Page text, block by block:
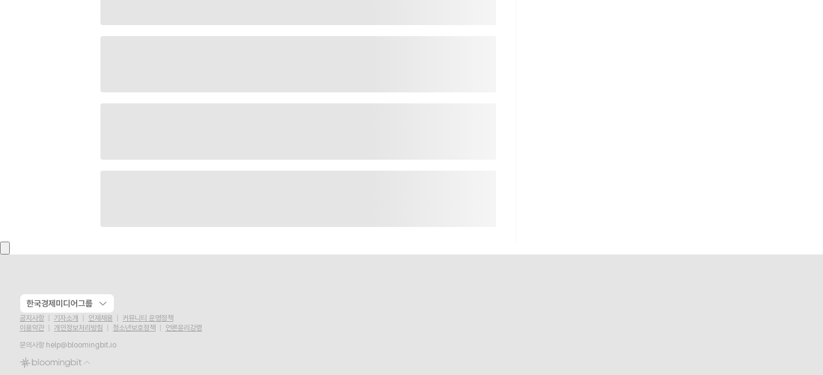
한국경제미디어그룹
공지사항 기자소개 인재채용
커뮤니티 운영정책
이용약관
개인정보처리방침 청소년보호정책
언론윤리강령
문의사항 help@bloomingbit.io